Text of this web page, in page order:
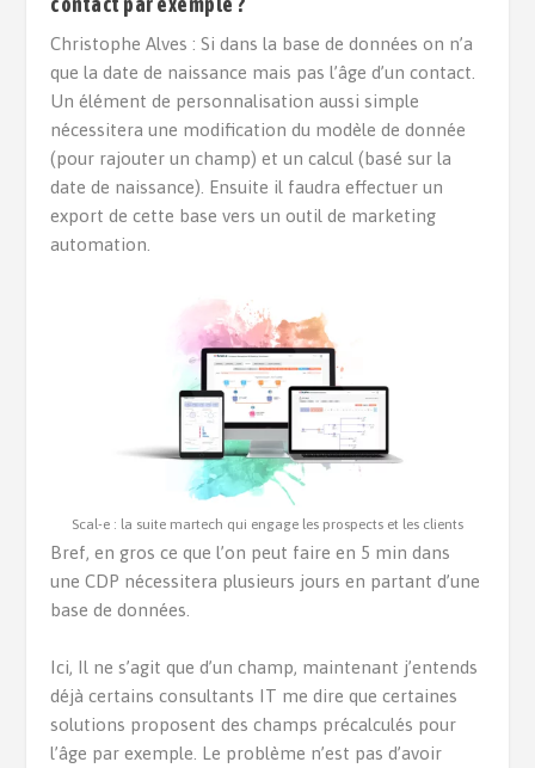
Christophe Alves : Si dans la base de données on n’a
que la date de naissance mais pas l’âge d’un contact.
Un élément de personnalisation aussi simple
nécessitera une modification du modèle de donnée
(pour rajouter un champ) et un calcul (basé sur la
date de naissance). Ensuite il faudra effectuer un
export de cette base vers un outil de marketing
automation.
Scal-e : la suite martech qui engage les prospects et les clients
Bref, en gros ce que l’on peut faire en 5 min dans
une CDP nécessitera plusieurs jours en partant d’une
base de données.
Ici, Il ne s’agit que d’un champ, maintenant j’entends
déjà certains consultants IT me dire que certaines
solutions proposent des champs précalculés pour
l’âge par exemple. Le problème n’est pas d’avoir